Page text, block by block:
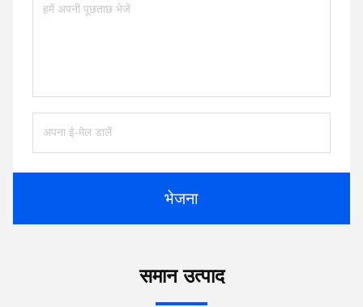
भेजना
समान उत्पाद